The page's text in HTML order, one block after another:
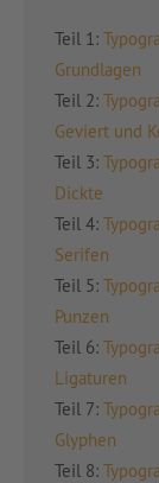
Teil 1:
Grundlagen
Teil 2:
Geviert und
Teil 3:
Dickte
Teil 4:
Serifen
Teil 5:
Punzen
Teil 6:
Ligaturen
Teil 7:
Glyphen
Teil 8: